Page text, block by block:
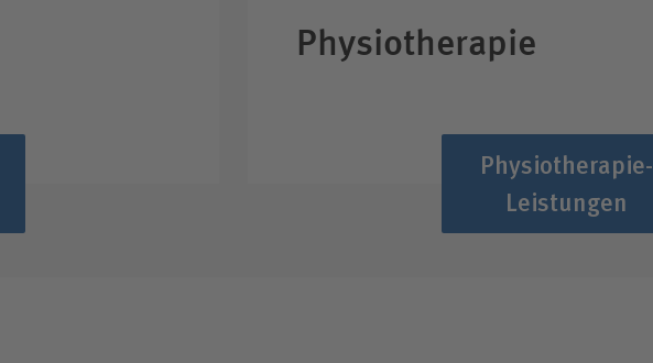
Physiotherapie
Physiotherapie-
Leistungen